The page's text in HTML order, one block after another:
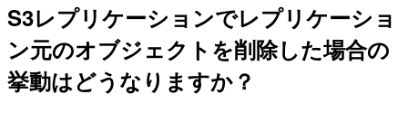
S3レプリケーションでレプリケーショ
ン元のオブジェクトを削除した場合の
挙動はどうなりますか？